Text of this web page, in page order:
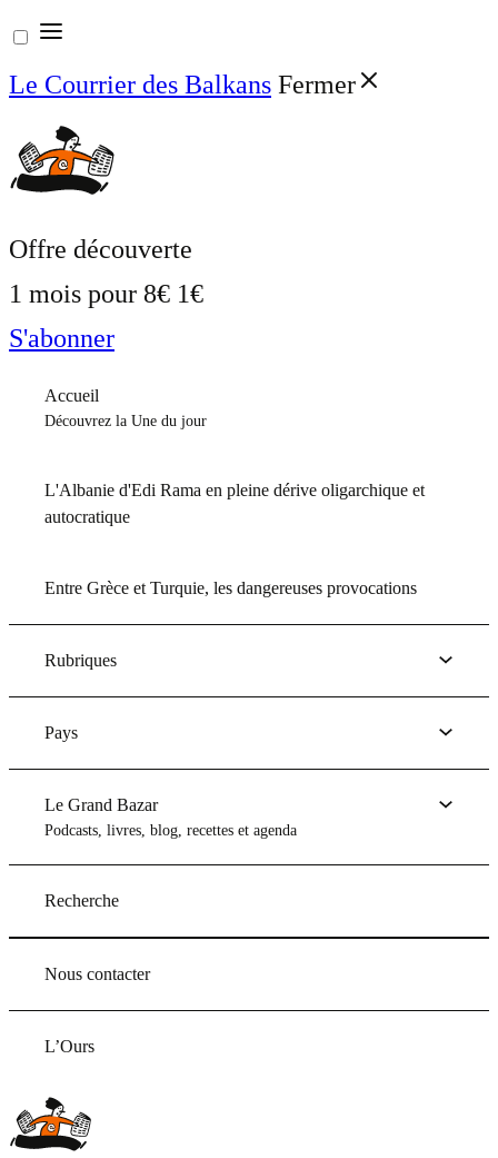
Aller
au
contenu
Le Courrier des Balkans Fermer
Offre découverte
1 mois pour 8€ 1€
S'abonner
Accueil
Découvrez la Une du jour
L'Albanie d'Edi Rama en pleine dérive oligarchique et
autocratique
Entre Grèce et Turquie, les dangereuses provocations
Rubriques
Pays
Le Grand Bazar
Podcasts, livres, blog, recettes et agenda
Recherche
Nous contacter
L’Ours